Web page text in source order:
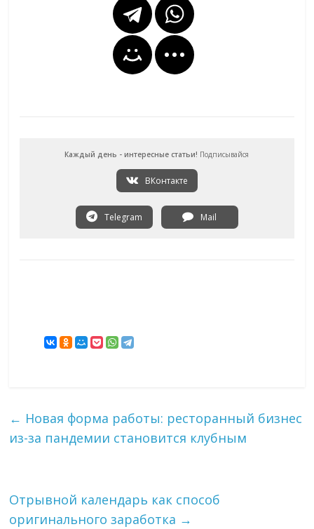
Каждый день - интересные статьи! Подписывайся
ВКонтакте
Telegram Mail
← Новая форма работы: ресторанный бизнес
из-за пандемии становится клубным
Отрывной календарь как способ
оригинального заработка →